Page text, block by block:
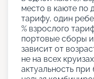
место в каюте по
тарифу, один
% взрослого
портовые сборы
зависит от
не на всех
актуальность